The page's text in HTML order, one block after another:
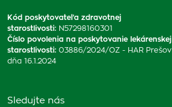
Kód poskytovateľa zdravotnej
starostlivosti: N57298160301
Číslo povolenia na poskytovanie lekárenskej
starostlivosti: 03886/2024/OZ - HAR
dňa 16.1.2024
Sledujte nás